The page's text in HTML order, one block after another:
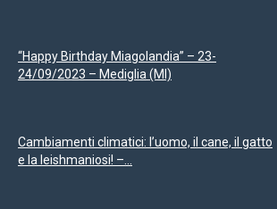
“Happy Birthday Miagolandia” – 23-
24/09/2023 – Mediglia (MI)
Cambiamenti climatici: l’uomo, il cane, il gatto
e la leishmaniosi! –...